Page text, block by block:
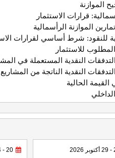
الموازنة
قرارات الاستثمار
الموازنة الرأسمالية
للنقود: شرط أساسي لقرارات
للاستثمار
التدفقات النقدية المستعملة في
النقدية الناتجة من
الحالية
20 - 24 سبتمبر 2026